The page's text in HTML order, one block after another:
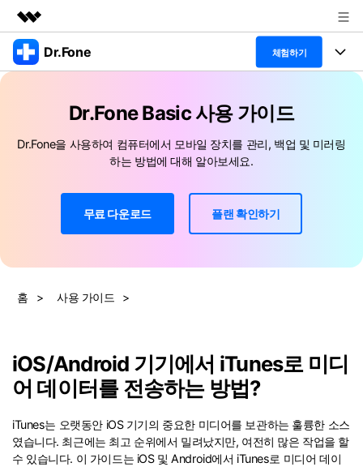
주요 제품
솔루션
Dr.Fone 체험하기
폴 툴킷 보기 >
닥터폰 하이라이트 살펴보기
공식 설치 파일 및 최신 버전 업데이트
3,000개 이상의 사용 가이드, 전문가
팁 및 최신 모바일 소식을 확인하세
요.
iOS26 다운그레이드
Dr.Fone Basic 사용 가이드
Dr.Fone을 사용하여 컴퓨터에서 모바일 장치를 관리, 백업 및 미러링
하는 방법에 대해 알아보세요.
무료 다운로드 플랜 확인하기
홈 > 사용 가이드 >
iOS/Android 기기에서 iTunes로 미디
어 데이터를 전송하는 방법?
iTunes는 오랫동안 iOS 기기의 중요한 미디어를 보관하는 훌륭한 소스
였습니다. 최근에는 최고 순위에서 밀려났지만, 여전히 많은 작업을 할
수 있습니다. 이 가이드는 iOS 및 Android에서 iTunes로 미디어 데이